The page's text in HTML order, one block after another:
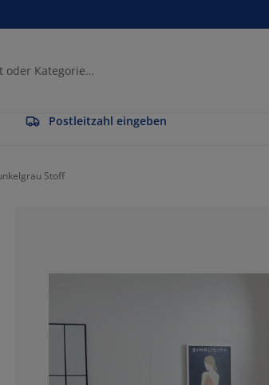
Postleitzahl eingeben
Stoff